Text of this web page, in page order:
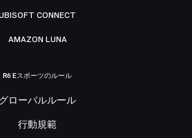
CONNECT
AMAZON LUNA
R6 Eスポーツのルール
グローバルルール
行動規範